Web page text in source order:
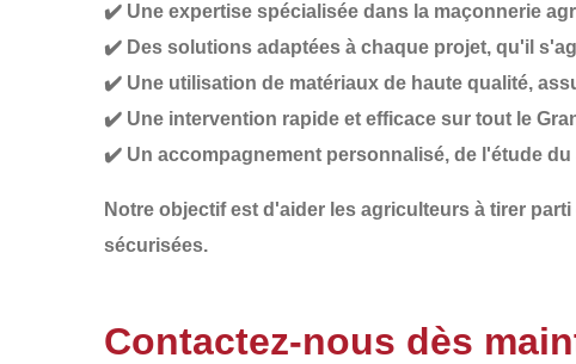
✔️ Une expertise spécialisée dans la maçonnerie
✔️ Des solutions adaptées à chaque projet, qu'il
✔️ Une utilisation de matériaux de haute qualité,
✔️ Une intervention rapide et efficace sur tout le
✔️ Un accompagnement personnalisé, de l'étude
Notre objectif est d'aider les agriculteurs à tirer
sécurisées.
Contactez-nous dès